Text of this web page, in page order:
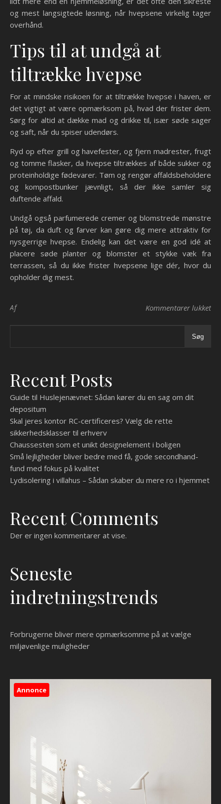
og mest langsigtede løsning, når hvepsene virkelig tager
overhånd.
Tips til at undgå at
tiltrække hvepse
For at mindske risikoen for at tiltrække hvepse i haven, er
det vigtigt at være opmærksom på, hvad der frister dem.
Sørg for altid at dække mad og drikke til, især søde sager
og saft, når du spiser udendørs.
Ryd op efter grill og havefester, og fjern madrester, frugt
og tomme flasker, da hvepse tiltrækkes af både sukker og
proteinholdige fødevarer. Tøm og rengør affaldsbeholdere
og kompostbunker jævnligt, så der ikke samler sig
duftende affald.
Undgå også parfumerede cremer og blomstrede mønstre
på tøj, da duft og farver kan gøre dig mere attraktiv for
nysgerrige hvepse. Endelig kan det være en god idé at
placere søde planter og blomster et stykke væk fra
terrassen, så du ikke frister hvepsene lige dér, hvor du
opholder dig mest.
Af Kommentarer lukkettil
Søg
Recent Posts
Guide til Huslejenævnet: Sådan kører du en sag om dit
depositum
Skal jeres kontor RC-certificeres? Vælg de rette
sikkerhedsklasser til erhverv
Chaussesten som et unikt designelement i boligen
Små lejligheder bliver bedre med få, gode secondhand-
fund med fokus på kvalitet
Lydisolering i villahus – Sådan skaber du mere ro i hjemmet
Recent Comments
Der er ingen kommentarer at vise.
Seneste
indretningstrends
Forbrugerne bliver mere opmærksomme på at vælge
miljøvenlige muligheder
Annonce